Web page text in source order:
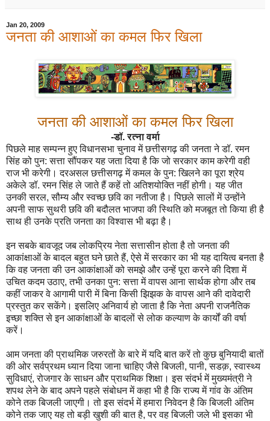
Jan 20, 2009
जनता की आशाओं का कमल फिर खिला
जनता की आशाओं का कमल फिर खिला
-डॉ. रत्ना वर्मा
पिछले माह सम्पन्न हुए विधानसभा चुनाव में छत्तीसगढ़ की जनता ने डॉ. रमन
सिंह को पुन: सत्ता सौंपकर यह जता दिया है कि जो सरकार काम करेगी वही
राज भी करेगी। दरअसल छत्तीसगढ़ में कमल के पुन: खिलने का पूरा श्रेय
अकेले डॉ. रमन सिंह ले जाते हैं कहें तो अतिशयोक्ति नहीं होगी। यह जीत
उनकी सरल, सौम्य और स्वच्छ छवि का नतीजा है। पिछले सालों में उन्होंने
अपनी साफ सुथरी छवि की बदौलत भाजपा की स्थिति को मजबूत तो किया ही है
साथ ही उनके प्रति जनता का विश्वास भी बढ़ा है।
इन सबके बावजूद जब लोकप्रिय नेता सत्तासीन होता है तो जनता की
आकांक्षाओं के बादल बहुत घने छाते हैं, ऐसे में सरकार का भी यह दायित्व बनता है
कि वह जनता की उन आकांक्षाओं को समझे और उन्हें पूरा करने की दिशा में
उचित कदम उठाए, तभी उनका पुन: सत्ता में वापस आना सार्थक होगा और तब
कहीं जाकर वे आगामी पारी में बिना किसी झिझक के वापस आने की दावेदारी
प्रस्तुत कर सकेंगे। इसलिए अनिवार्य हो जाता है कि नेता अपनी राजनैतिक
इच्छा शक्ति से इन आकांक्षाओं के बादलों से लोक कल्याण के कार्यों की वर्षा
करें।
आम जनता की प्राथमिक जरुरतों के बारे में यदि बात करें तो कुछ बुनियादी बातों
की ओर सर्वप्रथम ध्यान दिया जाना चाहिए जैसे बिजली, पानी, सडक़, स्वास्थ्य
सुविधाएं, रोजगार के साधन और प्राथमिक शिक्षा। इस संदर्भ में मुख्यमंत्री ने
शपथ लेने के बाद अपने पहले संबोधन में कहा भी है कि राज्य में गांव के अंतिम
कोने तक बिजली जाएगी। तो इस संदर्भ में हमारा निवेदन है कि बिजली अंतिम
कोने तक जाए यह तो बड़ी खुशी की बात है, पर वह बिजली जले भी इसका भी